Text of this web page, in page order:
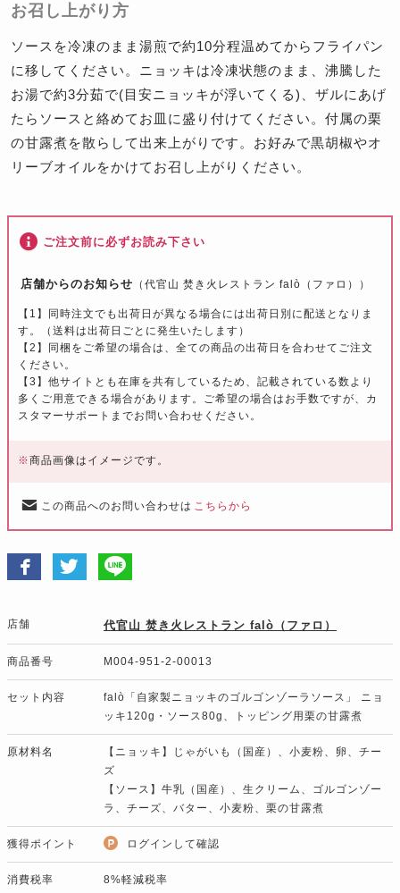
お召し上がり方
ソースを冷凍のまま湯煎で約10分程温めてからフライパン
に移してください。ニョッキは冷凍状態のまま、沸騰した
お湯で約3分茹で(目安ニョッキが浮いてくる)、ザルにあげ
たらソースと絡めてお皿に盛り付けてください。付属の栗
の甘露煮を散らして出来上がりです。お好みで黒胡椒やオ
リーブオイルをかけてお召し上がりください。
ご注文前に必ずお読み下さい
店舗からのお知らせ （代官山 焚き火レストラン falò（ファロ））
【1】同時注文でも出荷日が異なる場合には出荷日別に配送となりま
す。（送料は出荷日ごとに発生いたします）
【2】同梱をご希望の場合は、全ての商品の出荷日を合わせてご注文
ください。
【3】他サイトとも在庫を共有しているため、記載されている数より
多くご用意できる場合があります。ご希望の場合はお手数ですが、カ
スタマーサポートまでお問い合わせください。
※商品画像はイメージです。
この商品へのお問い合わせは こちらから
店舗 代官山 焚き火レストラン falò（ファロ）
商品番号 M004-951-2-00013
セット内容
falò「自家製ニョッキのゴルゴンゾーラソース」 ニョ
ッキ120g・ソース80g、トッピング用栗の甘露煮
原材料名
【ニョッキ】じゃがいも（国産）、小麦粉、卵、チー
ズ
【ソース】牛乳（国産）、生クリーム、ゴルゴンゾー
ラ、チーズ、バター、小麦粉、栗の甘露煮
獲得ポイント ログインして確認
消費税率 8%軽減税率